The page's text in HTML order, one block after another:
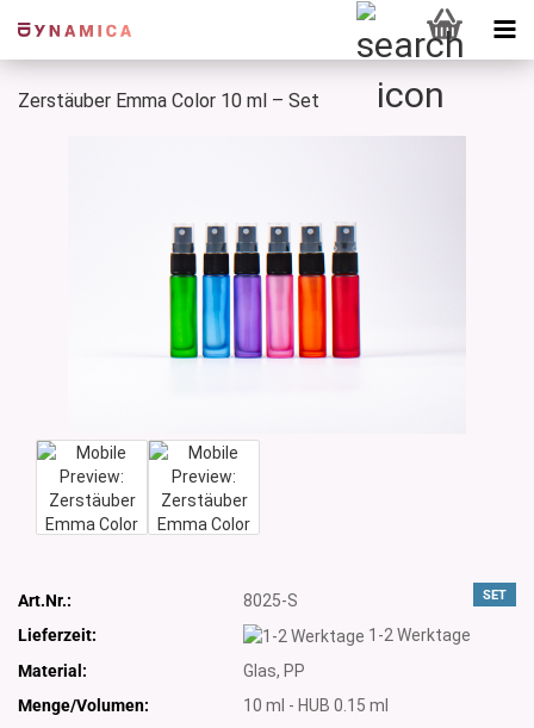
Zerstäuber Emma Color 10 ml – Set
SET
Art.Nr.:
8025-S
Lieferzeit:
1-2 Werktage
Material:
Glas, PP
Menge/Volumen:
10 ml - HUB 0.15 ml